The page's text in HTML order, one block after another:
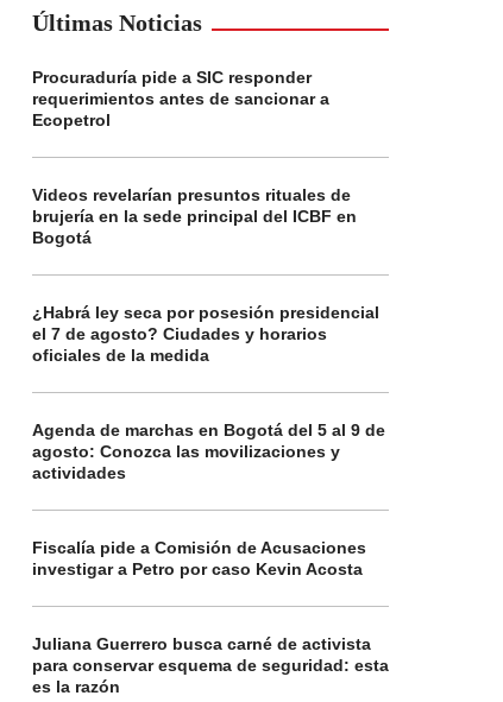
Últimas Noticias
Procuraduría pide a SIC responder
requerimientos antes de sancionar a
Ecopetrol
Videos revelarían presuntos rituales de
brujería en la sede principal del ICBF en
Bogotá
¿Habrá ley seca por posesión presidencial
el 7 de agosto? Ciudades y horarios
oficiales de la medida
Agenda de marchas en Bogotá del 5 al 9 de
agosto: Conozca las movilizaciones y
actividades
Fiscalía pide a Comisión de Acusaciones
investigar a Petro por caso Kevin Acosta
Juliana Guerrero busca carné de activista
para conservar esquema de seguridad: esta
es la razón